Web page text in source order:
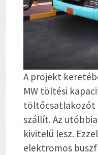
A projekt
MW töltési
töltőcsatlakozót
szállít. Az
kivitelű lesz.
elektromos